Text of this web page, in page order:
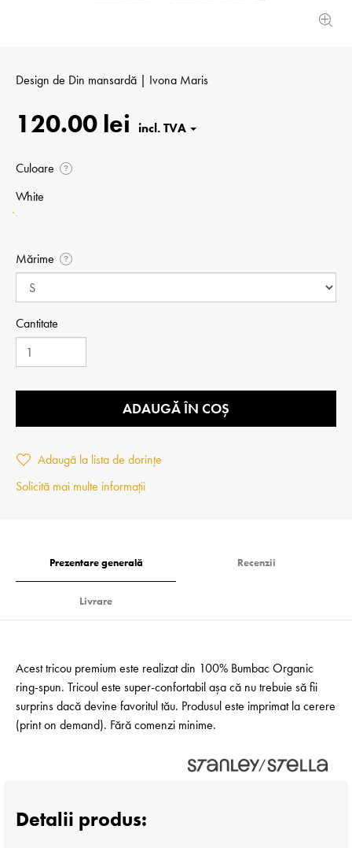
Design de Din mansardă | Ivona Maris
120.00 lei
Culoare ?
White
Mărime ?
Cantitate
ADAUGĂ ÎN COȘ
Adaugă la lista de dorințe
Solicită mai multe informații
Prezentare generală Recenzii
Livrare
Acest tricou premium este realizat din 100% Bumbac Organic
ring-spun. Tricoul este super-confortabil așa că nu trebuie să fii
surprins dacă devine favoritul tău. Produsul este imprimat la cerere
(print on demand). Fără comenzi minime.
Detalii produs: